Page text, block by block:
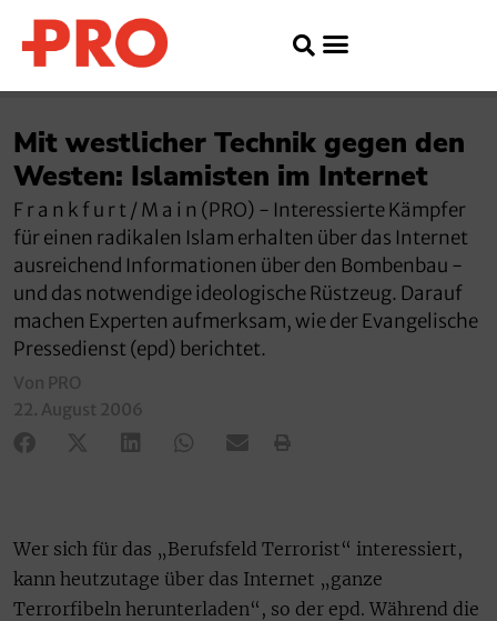
Mit westlicher Technik gegen den
Westen: Islamisten im Internet
F r a n k f u r t / M a i n (PRO) - Interessierte Kämpfer
für einen radikalen Islam erhalten über das Internet
ausreichend Informationen über den Bombenbau -
und das notwendige ideologische Rüstzeug. Darauf
machen Experten aufmerksam, wie der Evangelische
Pressedienst (epd) berichtet.
Von PRO
22. August 2006
Wer sich für das „Berufsfeld Terrorist“ interessiert,
kann heutzutage über das Internet „ganze
Terrorfibeln herunterladen“, so der epd. Während die